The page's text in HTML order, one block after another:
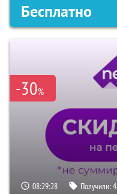
Бесплатно
-30%
08:29:28 Получили:4